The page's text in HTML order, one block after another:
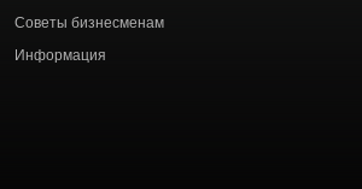
Советы бизнесменам
Информация